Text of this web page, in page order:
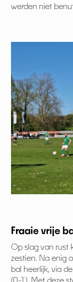
werden niet
Fraaie vrije
Op slag van rust
zestien. Na enig
bal heerlijk, via
(0-1). Met deze